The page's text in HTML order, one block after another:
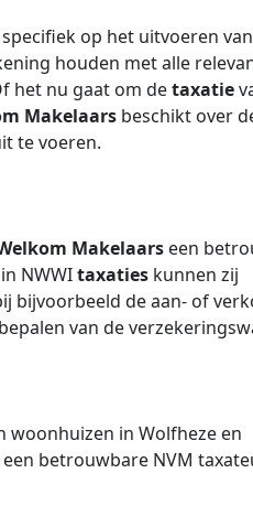
op het uitvoeren van
houden met alle
het nu gaat om detaxatie
Makelaars beschikt over
te voeren.
Makelaars een
NWWItaxaties kunnen zij
bijvoorbeeld de aan- of
van de
woonhuizen in Wolfheze en
betrouwbare NVM